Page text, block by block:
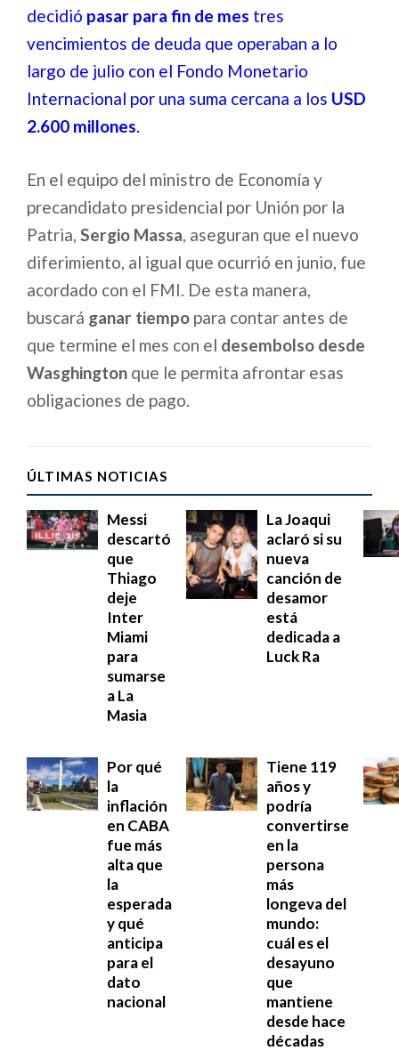
decidió pasar para fin de mes tres
vencimientos de deuda que operaban a lo
largo de julio con el Fondo Monetario
Internacional por una suma cercana a los USD
2.600 millones.
En el equipo del ministro de Economía y
precandidato presidencial por Unión por la
Patria, Sergio Massa, aseguran que el nuevo
diferimiento, al igual que ocurrió en junio, fue
acordado con el FMI. De esta manera,
buscará ganar tiempo para contar antes de
que termine el mes con el desembolso desde
Wasghington que le permita afrontar esas
obligaciones de pago.
ÚLTIMAS NOTICIAS
Messi
descartó
que
Thiago
deje
Inter
Miami
para
sumarse
a La
Masia
La Joaqui
aclaró si su
nueva
canción de
desamor
está
dedicada a
Luck Ra
Por qué
la
inflación
en CABA
fue más
alta que
la
esperada
y qué
anticipa
para el
dato
nacional
Tiene 119
años y
podría
convertirse
en la
persona
más
longeva del
mundo:
cuál es el
desayuno
que
mantiene
desde hace
décadas